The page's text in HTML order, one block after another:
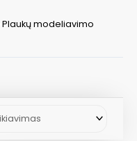
Plaukų modeliavimo